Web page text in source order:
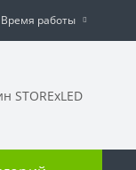
Время работы